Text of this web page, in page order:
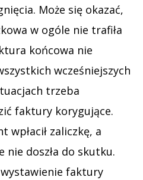
Może się okazać,
w ogóle nie trafiła
końcowa nie
wcześniejszych
trzeba
faktury korygujące.
wpłacił zaliczkę, a
doszła do skutku.
faktury